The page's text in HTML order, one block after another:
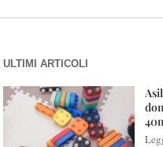
ULTIMI ARTICOLI